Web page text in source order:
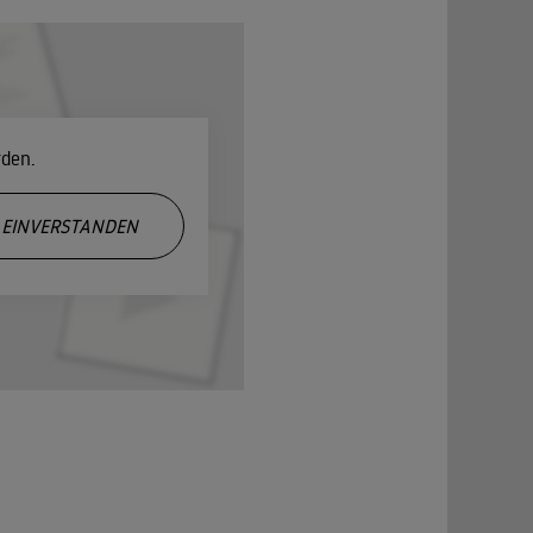
EINVERSTANDEN